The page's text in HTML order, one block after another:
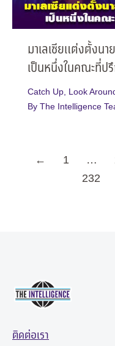
มาเลเซียแต่งตั้ง
เป็นหนึ่งในคณะที่ป
Catch Up Look
By The Intelligence
← 1 …
232
ติดต่อเรา